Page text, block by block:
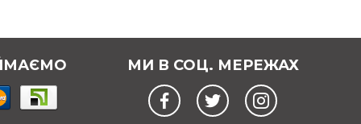
МИ В СОЦ. МЕРЕЖАХ